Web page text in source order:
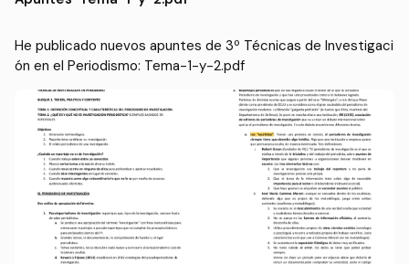
He publicado nuevos apuntes de 3º Técnicas de Investigaci
ón en el Periodismo: Tema-1-y-2.pdf